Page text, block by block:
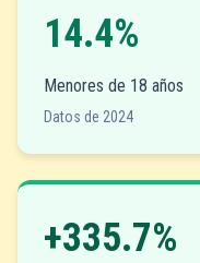
14.4%
Menores de 18 años
Datos de 2024
+335.7%